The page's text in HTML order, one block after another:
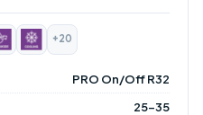
+20
PRO On/Off R32
25-35